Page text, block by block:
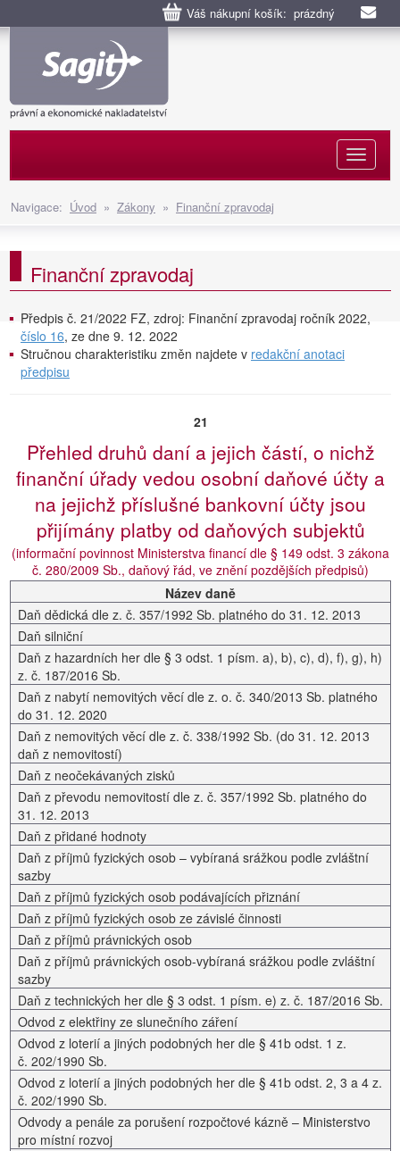
Váš nákupní košík: prázdný
Navigace: Úvod » Zákony » Finanční zpravodaj
Finanční zpravodaj
Předpis č. 21/2022 FZ, zdroj: Finanční zpravodaj ročník 2022,
číslo 16, ze dne 9. 12. 2022
Stručnou charakteristiku změn najdete v redakční anotaci
předpisu
21
Přehled druhů daní a jejich částí, o nichž
finanční úřady vedou osobní daňové účty a
na jejichž příslušné bankovní účty jsou
přijímány platby od daňových subjektů
(informační povinnost Ministerstva financí dle § 149 odst. 3 zákona
č. 280/2009 Sb., daňový řád, ve znění pozdějších předpisů)
Název daně
Daň dědická dle z. č. 357/1992 Sb. platného do 31. 12. 2013
Daň silniční
Daň z hazardních her dle § 3 odst. 1 písm. a), b), c), d), f), g), h)
z. č. 187/2016 Sb.
Daň z nabytí nemovitých věcí dle z. o. č. 340/2013 Sb. platného
do 31. 12. 2020
Daň z nemovitých věcí dle z. č. 338/1992 Sb. (do 31. 12. 2013
daň z nemovitostí)
Daň z neočekávaných zisků
Daň z převodu nemovitostí dle z. č. 357/1992 Sb. platného do
31. 12. 2013
Daň z přidané hodnoty
Daň z příjmů fyzických osob – vybíraná srážkou podle zvláštní
sazby
Daň z příjmů fyzických osob podávajících přiznání
Daň z příjmů fyzických osob ze závislé činnosti
Daň z příjmů právnických osob
Daň z příjmů právnických osob-vybíraná srážkou podle zvláštní
sazby
Daň z technických her dle § 3 odst. 1 písm. e) z. č. 187/2016 Sb.
Odvod z elektřiny ze slunečního záření
Odvod z loterií a jiných podobných her dle § 41b odst. 1 z.
č. 202/1990 Sb.
Odvod z loterií a jiných podobných her dle § 41b odst. 2, 3 a 4 z.
č. 202/1990 Sb.
Odvody a penále za porušení rozpočtové kázně – Ministerstvo
pro místní rozvoj